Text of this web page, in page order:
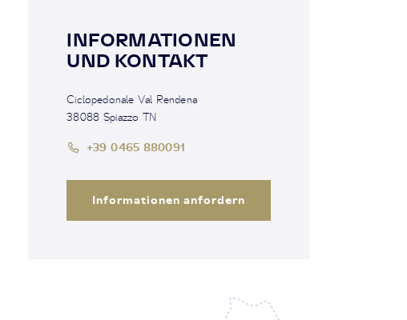
INFORMATIONEN
UND KONTAKT
Ciclopedonale Val Rendena
38088 Spiazzo TN
+39 0465 880091
Informationen anfordern